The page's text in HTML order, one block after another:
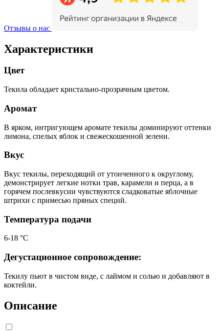
Отзывы о нас
Характеристики
Цвет
Текила обладает кристально-прозрачным цветом.
Аромат
В ярком, интригующем аромате текилы доминируют оттенки
лимона, спелых яблок и свежескошенной зелени.
Вкус
Вкус текилы, переходящий от утонченного к округлому,
демонстрирует легкие нотки трав, карамели и перца, а в
горячем послевкусии чувствуются сладковатые яблочные
штрихи с примесью пряных специй.
Температура подачи
6-18 °С
Дегустационное сопровождение:
Текилу пьют в чистом виде, с лаймом и солью и добавляют в
коктейли.
Описание